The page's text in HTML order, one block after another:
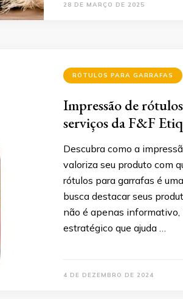
28 DE MARÇO DE 2025
RÓTULOS PARA GARRAFAS
Impressão de
serviços da F&F
Descubra como a
valoriza seu produto com
rótulos para garrafas é
busca destacar seus
não é apenas
estratégico que ajuda …
4 DE DEZEMBRO DE 2024